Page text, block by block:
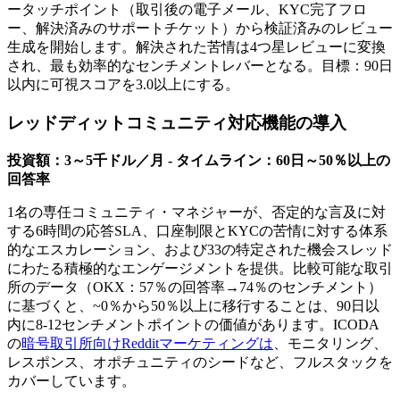
ータッチポイント（取引後の電子メール、KYC完了フロ
ー、解決済みのサポートチケット）から検証済みのレビュー
生成を開始します。解決された苦情は4つ星レビューに変換
され、最も効率的なセンチメントレバーとなる。目標：90日
以内に可視スコアを3.0以上にする。
レッドディットコミュニティ対応機能の導入
投資額：3～5千ドル／月 - タイムライン：60日～50％以上の
回答率
1名の専任コミュニティ・マネジャーが、否定的な言及に対
する6時間の応答SLA、口座制限とKYCの苦情に対する体系
的なエスカレーション、および33の特定された機会スレッド
にわたる積極的なエンゲージメントを提供。比較可能な取引
所のデータ（OKX：57％の回答率→74％のセンチメント）
に基づくと、~0％から50％以上に移行することは、90日以
内に8-12センチメントポイントの価値があります。ICODA
の暗号取引所向けRedditマーケティングは 、モニタリング、
レスポンス、オポチュニティのシードなど、フルスタックを
カバーしています。